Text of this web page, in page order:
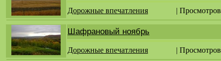
Дорожные впечатления |
Шафрановый ноябрь
Дорожные впечатления |